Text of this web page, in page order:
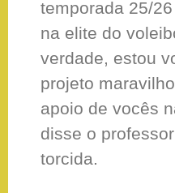
temporada 25/
na elite do
verdade, estou
projeto
apoio de vocês
disse o
torcida.